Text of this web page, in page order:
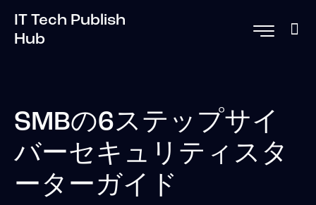
IT Tech Publish
Hub
SMBの6ステップサイ
バーセキュリティスタ
ーターガイド